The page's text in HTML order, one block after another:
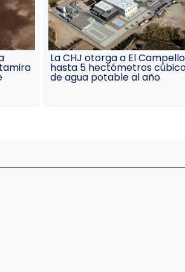
La CHJ otorga a El Campello
hasta 5 hectómetros
de agua potable al año